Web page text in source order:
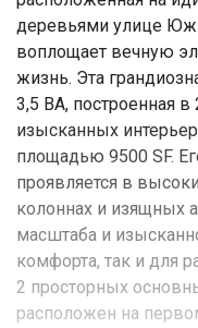
деревьями улице
воплощает вечную
жизнь. Эта
3,5 BA, построенная
изысканных
площадью 9500 SF.
проявляется в
колоннах и изящных
масштаба и
комфорта, так и для
2 просторных
расположен на